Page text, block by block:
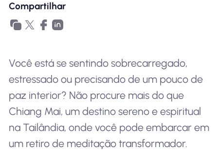
Para negócios
Compartilhar
Você está se sentindo sobrecarregado,
estressado ou precisando de um pouco de
paz interior? Não procure mais do que
Chiang Mai, um destino sereno e espiritual
na Tailândia, onde você pode embarcar em
um retiro de meditação transformador.